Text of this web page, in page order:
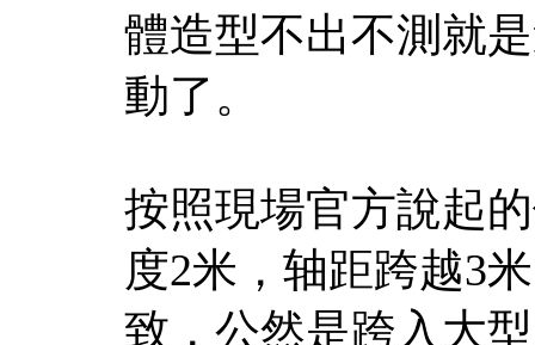
體造型不出不測就
動了。
按照現場官方說起
度2米，轴距跨越3
致，公然是跨入大